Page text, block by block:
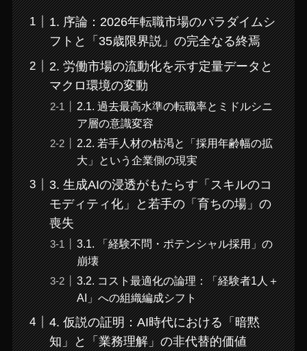
1. 序論：2026年転職市場のパラダイムシ
フトと「35歳限界説」の完全なる終焉
2. 労働市場の流動化を示す定量データと
マクロ環境の変動
2.1. 過去最高水準の転職率とミドルシニ
ア層の意識変容
2.2. 若手人材の枯渇と「採用年齢幅の拡
大」という企業側の現実
3. 生成AIの浸透がもたらす「スキルのコ
モディティ化」と若手の「育ちの場」の
喪失
3.1. 「経験不問・ポテンシャル採用」の
崩壊
3.2. コスト最適化の論理：「経験者1人＋
AI」への組織編成シフト
4. 仮説の証明：AI時代における「暗黙
知」と「業務理解」の非代替的価値